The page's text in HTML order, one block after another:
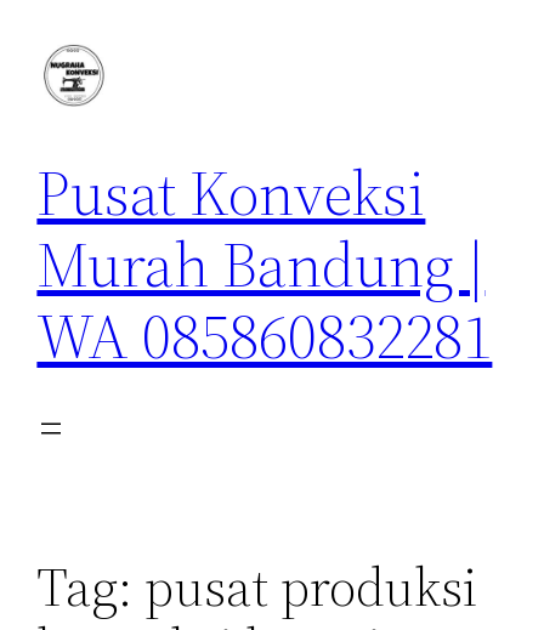
konten
Pusat Konveksi
Murah Bandung |
WA 085860832281
Tag: pusat produksi